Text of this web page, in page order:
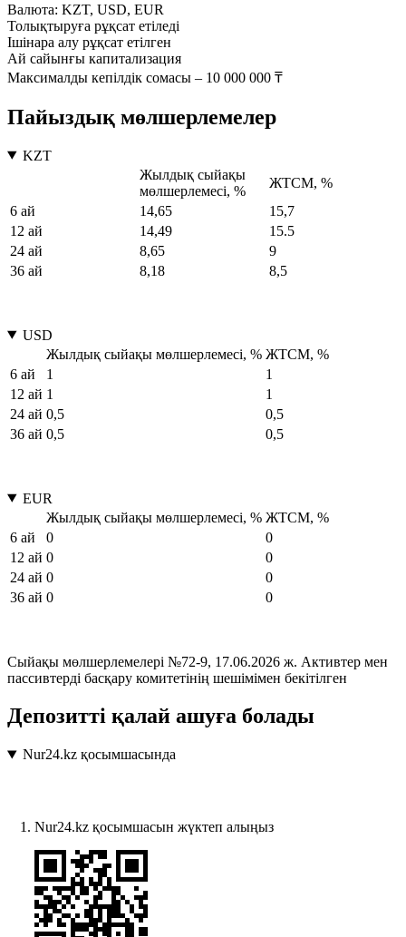
Валюта: KZT, USD, EUR
Толықтыруға рұқсат етіледі
Ішінара алу рұқсат етілген
Ай сайынғы капитализация
Максималды кепілдік сомасы – 10 000 000 ₸
Пайыздық мөлшерлемелер
KZT
Жылдық сыйақы
мөлшерлемесі, %
ЖТСМ, %
6 ай
14,65
15,7
12 ай
14,49
15.5
24 ай
8,65
9
36 ай
8,18 8,5
USD
Жылдық сыйақы мөлшерлемесі, % ЖТСМ, %
6 ай
1
1
12 ай 1
1
24 ай 0,5
0,5
36 ай 0,5 0,5
EUR
Жылдық сыйақы мөлшерлемесі, % ЖТСМ, %
6 ай
0
0
12 ай 0
0
24 ай 0
0
36 ай 0 0
Сыйақы мөлшерлемелері №72-9, 17.06.2026 ж. Активтер мен
пассивтерді басқару комитетінің шешімімен бекітілген
Депозитті қалай ашуға болады
Nur24.kz қосымшасында
Nur24.kz қосымшасын жүктеп алыңыз